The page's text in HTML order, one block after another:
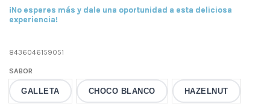
¡No esperes más y dale una oportunidad a esta deliciosa
experiencia!
8436046159051
SABOR
GALLETA CHOCO BLANCO HAZELNUT